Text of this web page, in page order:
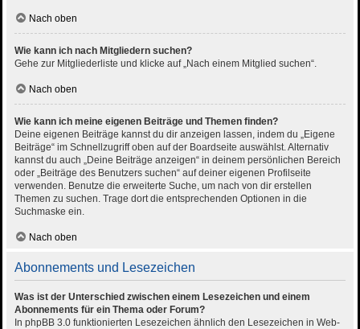
Nach oben
Wie kann ich nach Mitgliedern suchen?
Gehe zur Mitgliederliste und klicke auf „Nach einem Mitglied suchen“.
Nach oben
Wie kann ich meine eigenen Beiträge und Themen finden?
Deine eigenen Beiträge kannst du dir anzeigen lassen, indem du „Eigene
Beiträge“ im Schnellzugriff oben auf der Boardseite auswählst. Alternativ
kannst du auch „Deine Beiträge anzeigen“ in deinem persönlichen Bereich
oder „Beiträge des Benutzers suchen“ auf deiner eigenen Profilseite
verwenden. Benutze die erweiterte Suche, um nach von dir erstellen
Themen zu suchen. Trage dort die entsprechenden Optionen in die
Suchmaske ein.
Nach oben
Abonnements und Lesezeichen
Was ist der Unterschied zwischen einem Lesezeichen und einem
Abonnements für ein Thema oder Forum?
In phpBB 3.0 funktionierten Lesezeichen ähnlich den Lesezeichen in Web-